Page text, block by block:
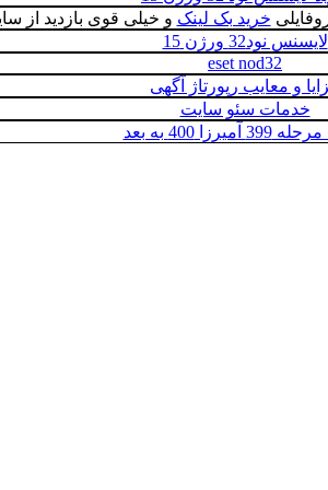
خرید بک لینک و خیلی قوی بازدید از
لایسنس نود32 ورژن 15
eset nod32
و معایب رپورتاژ آگهی
خدمات سئو سایت
آمیرزا 400 به بعد